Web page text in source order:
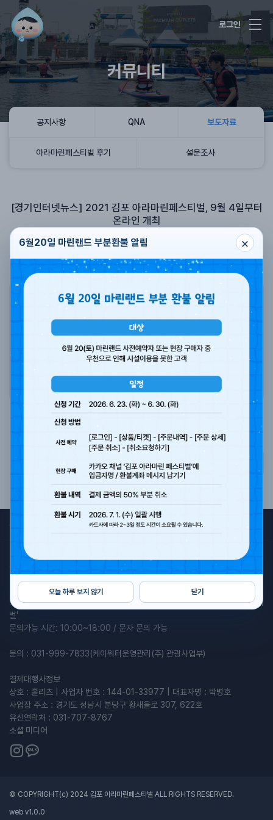
6월20일 마린랜드 부분환불 알림 ×
오늘 하루 보지 않기 닫기
로그인
커뮤니티
공지사항 QNA 보도자료
아라마린페스티벌 후기 설문조사
[경기인터넷뉴스] 2021 김포 아라마린페스티벌, 9월 4일부터
온라인 개최
아라마린페스티벌 조회수 983
기사를 보시려면 아래의 버튼을 눌러 이동하세요.
기사 보기
개인정보처리방침
주최 : 김포시, 한국수자원공사 | 주관 : 케이워터운영관리(주)
프로그램 관련 문의: 010-6818-0410 / 카카오톡채널 '김포 아라마린페스티
벌'
문의가능 시간: 10:00~18:00 / 문자 문의 가능
문의 : 031-999-7833(케이워터운영관리(주) 관광사업부)
결제대행사정보
상호 : 홀리츠 | 사업자 번호 : 144-01-33977 | 대표자명 : 박병호
사업장 주소 : 경기도 성남시 분당구 황새울로 307, 622호
유선연락처 : 031-707-8767
소셜 미디어
© COPYRIGHT(c) 2024 김포 아라마린페스티벌 ALL RIGHTS RESERVED.
web v1.0.0